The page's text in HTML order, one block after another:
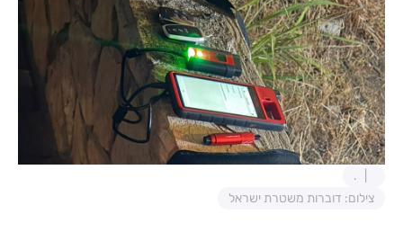
.
צילום: דוברות משטרת ישראל